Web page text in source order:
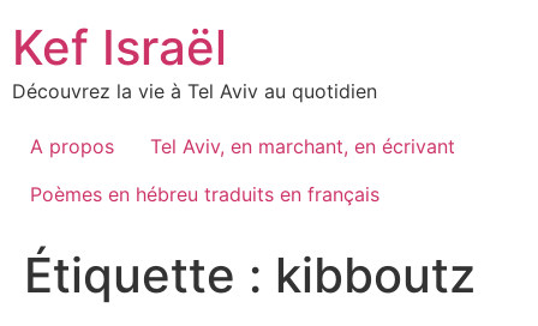
content
Kef Israël
Découvrez la vie à Tel Aviv au quotidien
A propos
Tel Aviv, en marchant, en écrivant
Poèmes en hébreu traduits en français
Étiquette : kibboutz